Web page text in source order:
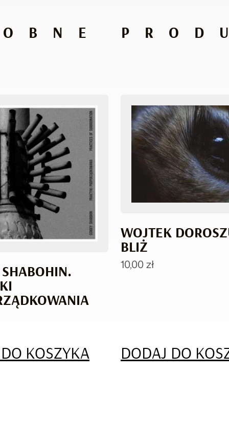
SHABOHIN.
KOSZYKA
WOJTEK
BLIŻ
10,00zł
DODAJ DO